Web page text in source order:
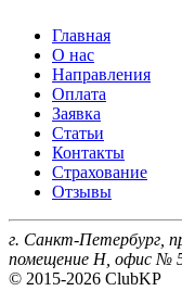
Главная
О нас
Направления
Оплата
Заявка
Статьи
Контакты
Страхование
Отзывы
г. Санкт-Петербург,
помещение Н, офис №
© 2015-2026 ClubKP